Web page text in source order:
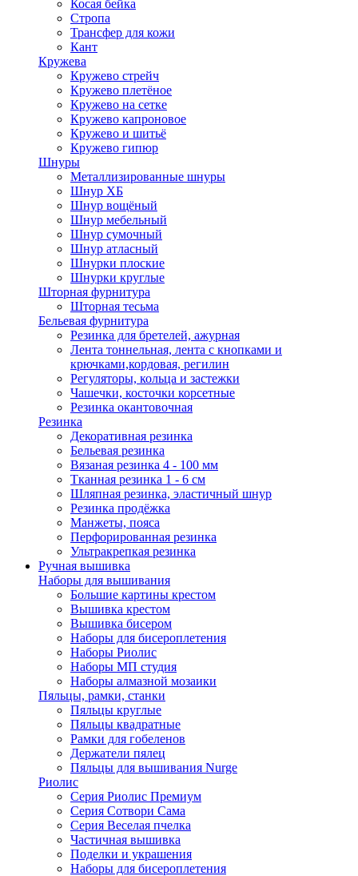
Косая бейка
Стропа
Трансфер для кожи
Кант
Кружева
Кружево стрейч
Кружево плетёное
Кружево на сетке
Кружево капроновое
Кружево и шитьё
Кружево гипюр
Шнуры
Металлизированные шнуры
Шнур ХБ
Шнур вощёный
Шнур мебельный
Шнур сумочный
Шнур атласный
Шнурки плоские
Шнурки круглые
Шторная фурнитура
Шторная тесьма
Бельевая фурнитура
Резинка для бретелей, ажурная
Лента тоннельная, лента с кнопками и
крючками,кордовая, регилин
Регуляторы, кольца и застежки
Чашечки, косточки корсетные
Резинка окантовочная
Резинка
Декоративная резинка
Бельевая резинка
Вязаная резинка 4 - 100 мм
Тканная резинка 1 - 6 см
Шляпная резинка, эластичный шнур
Резинка продёжка
Манжеты, пояса
Перфорированная резинка
Ультракрепкая резинка
Ручная вышивка
Наборы для вышивания
Большие картины крестом
Вышивка крестом
Вышивка бисером
Наборы для бисероплетения
Наборы Риолис
Наборы МП студия
Наборы алмазной мозаики
Пяльцы, рамки, станки
Пяльцы круглые
Пяльцы квадратные
Рамки для гобеленов
Держатели пялец
Пяльцы для вышивания Nurge
Риолис
Серия Риолис Премиум
Серия Сотвори Сама
Серия Веселая пчелка
Частичная вышивка
Поделки и украшения
Наборы для бисероплетения